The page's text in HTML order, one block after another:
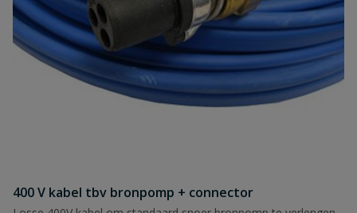
400 V kabel tbv bronpomp + connector